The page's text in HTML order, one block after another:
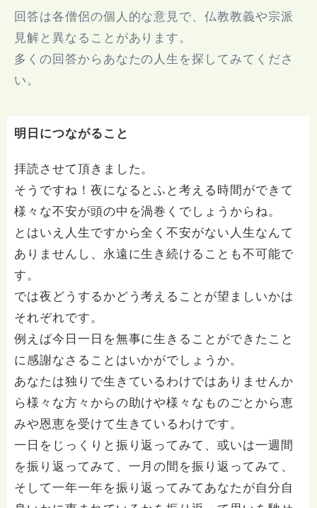
回答は各僧侶の個人的な意見で、仏教教義や宗派
見解と異なることがあります。
多くの回答からあなたの人生を探してみてくださ
い。
明日につながること
拝読させて頂きました。
そうですね！夜になるとふと考える時間ができて
様々な不安が頭の中を渦巻くでしょうからね。
とはいえ人生ですから全く不安がない人生なんて
ありませんし、永遠に生き続けることも不可能で
す。
では夜どうするかどう考えることが望ましいかは
それぞれです。
例えば今日一日を無事に生きることができたこと
に感謝なさることはいかがでしょうか。
あなたは独りで生きているわけではありませんか
ら様々な方々からの助けや様々なものごとから恵
みや恩恵を受けて生きているわけです。
一日をじっくりと振り返ってみて、或いは一週間
を振り返ってみて、一月の間を振り返ってみて、
そして一年一年を振り返ってみてあなたが自分自